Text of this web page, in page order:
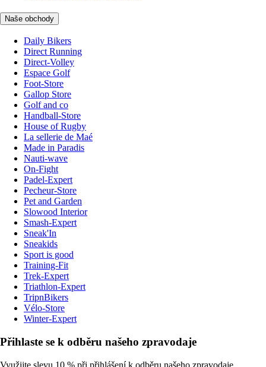
Naše obchody
Daily Bikers
Direct Running
Direct-Volley
Espace Golf
Foot-Store
Gallop Store
Golf and co
Handball-Store
House of Rugby
La sellerie de Maé
Made in Paradis
Nauti-wave
On-Fight
Padel-Expert
Pecheur-Store
Pet and Garden
Slowood Interior
Smash-Expert
Sneak'In
Sneakids
Sport is good
Training-Fit
Trek-Expert
Triathlon-Expert
TripnBikers
Vélo-Store
Winter-Expert
Přihlaste se k odběru našeho zpravodaje
Využijte slevu 10 % při přihlášení k odběru našeho zpravodaje.